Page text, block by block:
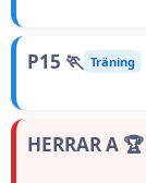
P15 🏃 Träning
HERRAR A 🏆